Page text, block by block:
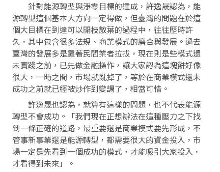
針對能源轉型與淨零目標的達成，許逸晟認為，能
源轉型這個基本大方向一定得做，但臺灣的問題在於這
個大目標在到達可以開枝散葉的過程中，往往歷時許
久，其中包含很多法規、商業模式的磨合與發展。過去
臺灣的發展多是靠著民間業者拉拔，現在則是些模式還
未實踐之前，已先做金融操作，讓大家認為這塊餅好像
很大，一時之間，市場就亂掉了，等於在商業模式還未
成功之前就已經被炒作到變調了，相當可惜。
許逸晟也認為，就算有這樣的問題，也不代表能源
轉型不會成功。「我們現在正想辦法在這種壓力之下找
到一條正確的道路，最重要還是商業模式要先形成，不
管事新事業還是能源轉型，都需要很大的資金投入，市
場一定是先看到一個成功的模式，才能吸引大家投入，
才看得到未來」。